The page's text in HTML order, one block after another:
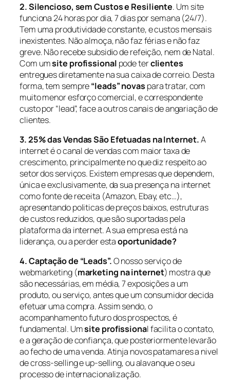
2. Silencioso, sem Custos e Resiliente. Um site
funciona 24 horas por dia, 7 dias por semana (24/7).
Tem uma produtividade constante, e custos mensais
inexistentes. Não almoça, não faz férias e não faz
greve. Não recebe subsidio de refeição, nem de Natal.
Com umsite profissional pode terclientes
entregues diretamente na sua caixa de correio. Desta
forma, tem sempre“leads” novas para tratar, com
muito menor esforço comercial, e correspondente
custo por “lead”, face a outros canais de angariação de
clientes.
3. 25% das Vendas São Efetuadas na Internet.A
internet é o canal de vendas com maior taxa de
crescimento, principalmente no que diz respeito ao
setor dos serviços. Existem empresas que dependem,
única e exclusivamente, da sua presença na internet
como fonte de receita (Amazon, Ebay, etc…),
apresentando politicas de preços baixos, estruturas
de custos reduzidos, que são suportadas pela
plataforma da internet. A sua empresa está na
liderança, ou a perder estaoportunidade?
4. Captação de “Leads”.O nosso serviço de
webmarketing (marketing na internet) mostra que
são necessárias, em média, 7 exposições a um
produto, ou serviço, antes que um consumidor decida
efetuar uma compra. Assim sendo, o
acompanhamento futuro dos prospectos, é
fundamental. Umsite profissional facilita o contato,
e a geração de confiança, que posteriormente levarão
ao fecho de uma venda. Atinja novos patamares a nivel
de cross-selling e up-selling, ou alavanque o seu
processo de internacionalização.